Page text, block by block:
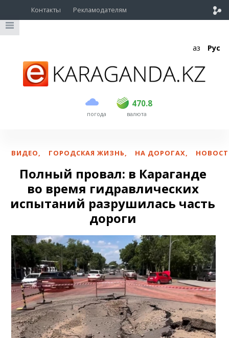
Контакты Рекламодателям
Қаз Рус
погода
470.8
USD 468.5 470.8
EUR валюта
ВИДЕО, ГОРОДСКАЯ ЖИЗНЬ, НА ДОРОГАХ,
Полный провал: в Караганде
во время гидравлических
испытаний разрушилась часть
дороги